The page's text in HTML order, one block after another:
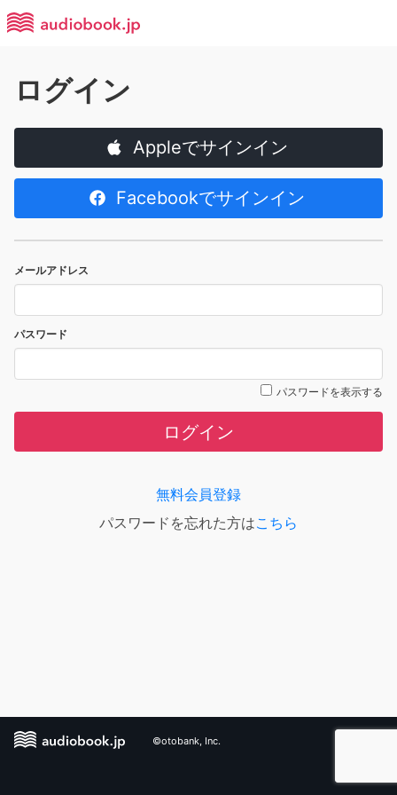
ログイン
Appleでサインイン
Facebookでサインイン
メールアドレス
パスワード
パスワードを表示する
ログイン
無料会員登録
パスワードを忘れた方はこちら
©otobank, Inc.